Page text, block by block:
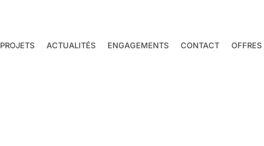
PROJETS ACTUALITÉS ENGAGEMENTS CONTACT OFFRES